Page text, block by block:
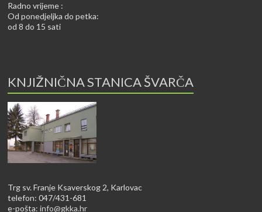
Radno vrijeme :
Od ponedjeljka do petka:
od 8 do 15 sati
KNJIŽNIČNA STANICA ŠVARČA
Trg sv. Franje Ksaverskog 2, Karlovac
telefon: 047/431-681
e-pošta:info@gkka.hr